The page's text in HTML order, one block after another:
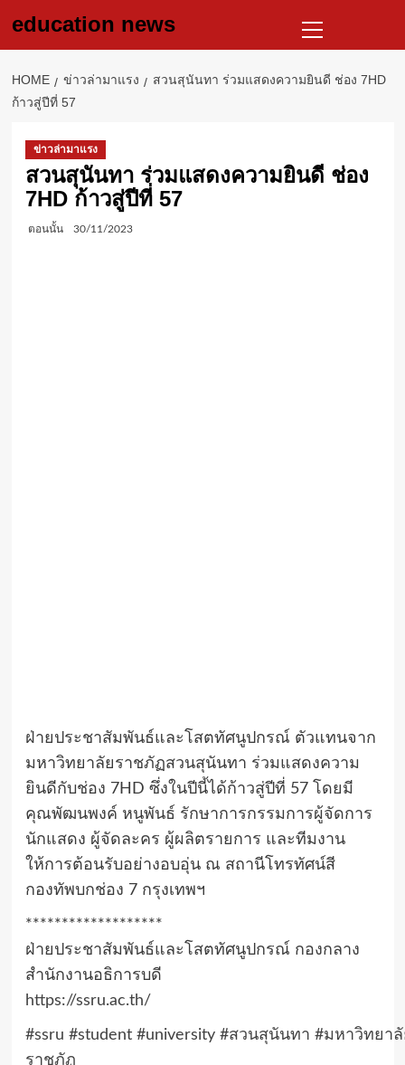
education news
Menu
HOME ข่าวล่ามาแรง
สวนสุนันทา ร่วมแสดงความยินดี ช่อง 7HD
ก้าวสู่ปีที่ 57
ข่าวล่ามาแรง
สวนสุนันทา ร่วมแสดงความยินดี ช่อง
7HD ก้าวสู่ปีที่ 57
ตอนนั้น 30/11/2023
ฝ่ายประชาสัมพันธ์และโสตทัศนูปกรณ์ ตัวแทนจาก
มหาวิทยาลัยราชภัฏสวนสุนันทา ร่วมแสดงความ
ยินดีกับช่อง 7HD ซึ่งในปีนี้ได้ก้าวสู่ปีที่ 57 โดยมี
คุณพัฒนพงค์ หนูพันธ์ รักษาการกรรมการผู้จัดการ
นักแสดง ผู้จัดละคร ผู้ผลิตรายการ และทีมงาน
ให้การต้อนรับอย่างอบอุ่น ณ สถานีโทรทัศน์สี
กองทัพบกช่อง 7 กรุงเทพฯ
*******************
ฝ่ายประชาสัมพันธ์และโสตทัศนูปกรณ์ กองกลาง
สำนักงานอธิการบดี
https://ssru.ac.th/
#ssru #student #university #สวนสุนันทา #มหาวิทยา
ราชภัฏ